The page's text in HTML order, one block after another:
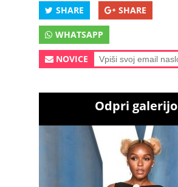
SHARE SHARE
WHATSAPP
NOVICE
Odpri galerijo